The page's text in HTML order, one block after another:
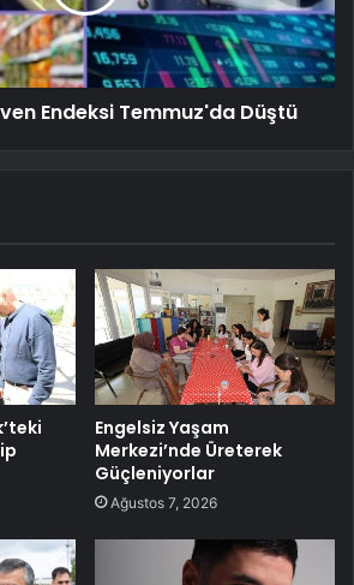
Endeksi Temmuz'da Düştü
Engelsiz Yaşam
Merkezi’nde Üreterek
Güçleniyorlar
Ağustos 7, 2026